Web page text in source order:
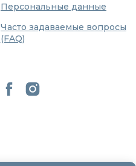
Персональные данные
Часто задаваемые вопросы
(FAQ)